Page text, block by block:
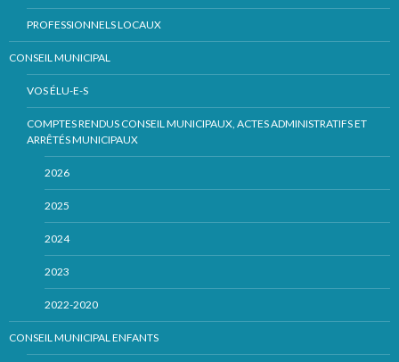
PROFESSIONNELS LOCAUX
CONSEIL MUNICIPAL
VOS ÉLU-E-S
COMPTES RENDUS CONSEIL MUNICIPAUX, ACTES ADMINISTRATIFS ET
ARRÊTÉS MUNICIPAUX
2026
2025
2024
2023
2022-2020
CONSEIL MUNICIPAL ENFANTS